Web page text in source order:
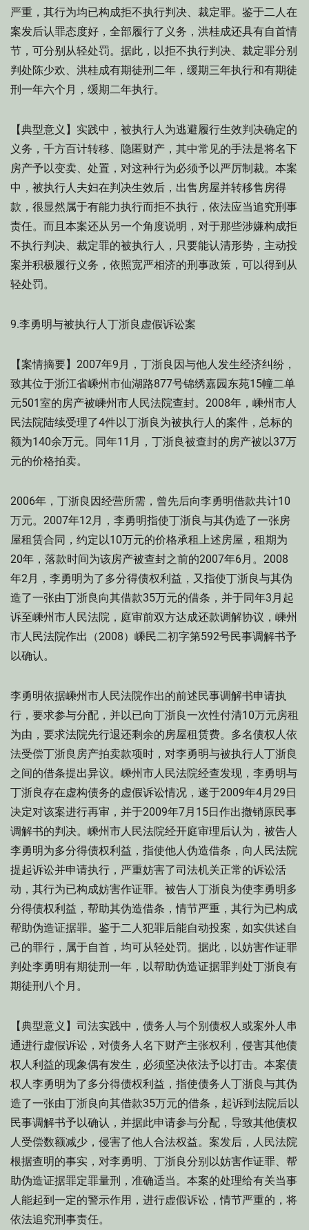
严重，其行为均已构成拒不执行判决、裁定罪。鉴于二人在
案发后认罪态度好，全部履行了义务，洪桂成还具有自首情
节，可分别从轻处罚。据此，以拒不执行判决、裁定罪分别
判处陈少欢、洪桂成有期徒刑二年，缓期三年执行和有期徒
刑一年六个月，缓期二年执行。
【典型意义】实践中，被执行人为逃避履行生效判决确定的
义务，千方百计转移、隐匿财产，其中常见的手法是将名下
房产予以变卖、处置，对这种行为必须予以严厉制裁。本案
中，被执行人夫妇在判决生效后，出售房屋并转移售房得
款，很显然属于有能力执行而拒不执行，依法应当追究刑事
责任。而且本案还从另一个角度说明，对于那些涉嫌构成拒
不执行判决、裁定罪的被执行人，只要能认清形势，主动投
案并积极履行义务，依照宽严相济的刑事政策，可以得到从
轻处罚。
9.李勇明与被执行人丁浙良虚假诉讼案
【案情摘要】2007年9月，丁浙良因与他人发生经济纠纷，
致其位于浙江省嵊州市仙湖路877号锦绣嘉园东苑15幢二单
元501室的房产被嵊州市人民法院查封。2008年，嵊州市人
民法院陆续受理了4件以丁浙良为被执行人的案件，总标的
额为140余万元。同年11月，丁浙良被查封的房产被以37万
元的价格拍卖。
2006年，丁浙良因经营所需，曾先后向李勇明借款共计10
万元。2007年12月，李勇明指使丁浙良与其伪造了一张房
屋租赁合同，约定以10万元的价格承租上述房屋，租期为
20年，落款时间为该房产被查封之前的2007年6月。2008
年2月，李勇明为了多分得债权利益，又指使丁浙良与其伪
造了一张由丁浙良向其借款35万元的借条，并于同年3月起
诉至嵊州市人民法院，庭审前双方达成还款调解协议，嵊州
市人民法院作出（2008）嵊民二初字第592号民事调解书予
以确认。
李勇明依据嵊州市人民法院作出的前述民事调解书申请执
行，要求参与分配，并以已向丁浙良一次性付清10万元房租
为由，要求法院先行退还剩余的房屋租赁费。多名债权人依
法受偿丁浙良房产拍卖款项时，对李勇明与被执行人丁浙良
之间的借条提出异议。嵊州市人民法院经查发现，李勇明与
丁浙良存在虚构债务的虚假诉讼情况，遂于2009年4月29日
决定对该案进行再审，并于2009年7月15日作出撤销原民事
调解书的判决。嵊州市人民法院经开庭审理后认为，被告人
李勇明为多分得债权利益，指使他人伪造借条，向人民法院
提起诉讼并申请执行，严重妨害了司法机关正常的诉讼活
动，其行为已构成妨害作证罪。被告人丁浙良为使李勇明多
分得债权利益，帮助其伪造借条，情节严重，其行为已构成
帮助伪造证据罪。鉴于二人犯罪后能自动投案，如实供述自
己的罪行，属于自首，均可从轻处罚。据此，以妨害作证罪
判处李勇明有期徒刑一年，以帮助伪造证据罪判处丁浙良有
期徒刑八个月。
【典型意义】司法实践中，债务人与个别债权人或案外人串
通进行虚假诉讼，对债务人名下财产主张权利，侵害其他债
权人利益的现象偶有发生，必须坚决依法予以打击。本案债
权人李勇明为了多分得债权利益，指使债务人丁浙良与其伪
造了一张由丁浙良向其借款35万元的借条，起诉到法院后以
民事调解书予以确认，并据此申请参与分配，导致其他债权
人受偿数额减少，侵害了他人合法权益。案发后，人民法院
根据查明的事实，对李勇明、丁浙良分别以妨害作证罪、帮
助伪造证据罪定罪量刑，准确适当。本案的处理给有关当事
人能起到一定的警示作用，进行虚假诉讼，情节严重的，将
依法追究刑事责任。